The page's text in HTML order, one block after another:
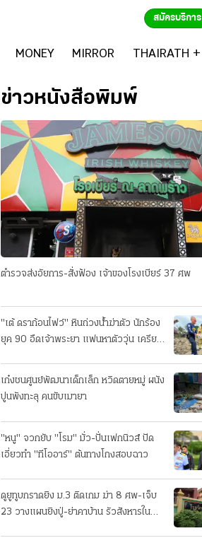
สมัครบริการ
MONEY MIRROR THAIRATH +
ข่าวหนังสือพิมพ์
ตำรวจส่งอัยการ-สั่งฟ้อง เจ้าของโรงเบียร์ 37 ศพ
"เต้ ดราก้อนไฟว์" หินถ่วงน้ำฆ่าตัว นักร้อง
ยุค 90 อืดเจ้าพระยา แฟนหาตัววุ่น เครียด
เก๋งชนศูนย์พัฒนาเด็กเล็ก หวิดตายหมู่ ผนัง
ปูนพังทะลุ คนขับเมายา
"หนู" จวกยับ "โรม" มั่ว-ปั่นเฟกนิวส์ ปัด
เอี่ยวทํา "ทีโออาร์" ต้นทางโกงสอบฉาว
ดูยูทูบกราดยิง ม.3 ติดเกม ฆ่า 8 ศพ-เจ็บ
23 วางแผนยิงปู่-ย่าคาบ้าน รัวสังหารใน